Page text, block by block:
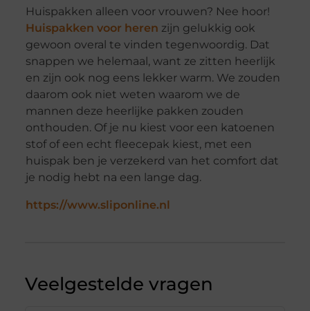
Huispakken alleen voor vrouwen? Nee hoor!
Huispakken voor heren zijn gelukkig ook
gewoon overal te vinden tegenwoordig. Dat
snappen we helemaal, want ze zitten heerlijk
en zijn ook nog eens lekker warm. We zouden
daarom ook niet weten waarom we de
mannen deze heerlijke pakken zouden
onthouden. Of je nu kiest voor een katoenen
stof of een echt fleecepak kiest, met een
huispak ben je verzekerd van het comfort dat
je nodig hebt na een lange dag.
https://www.sliponline.nl
Veelgestelde vragen